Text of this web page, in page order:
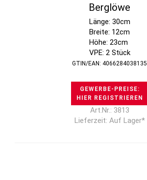
Berglöwe
Länge: 30cm
Breite: 12cm
Höhe: 23cm
VPE: 2 Stück
GTIN/EAN: 4066284038135
GEWERBE-PREISE:
HIER REGISTRIEREN
Art.Nr.: 3813
Lieferzeit: Auf Lager*